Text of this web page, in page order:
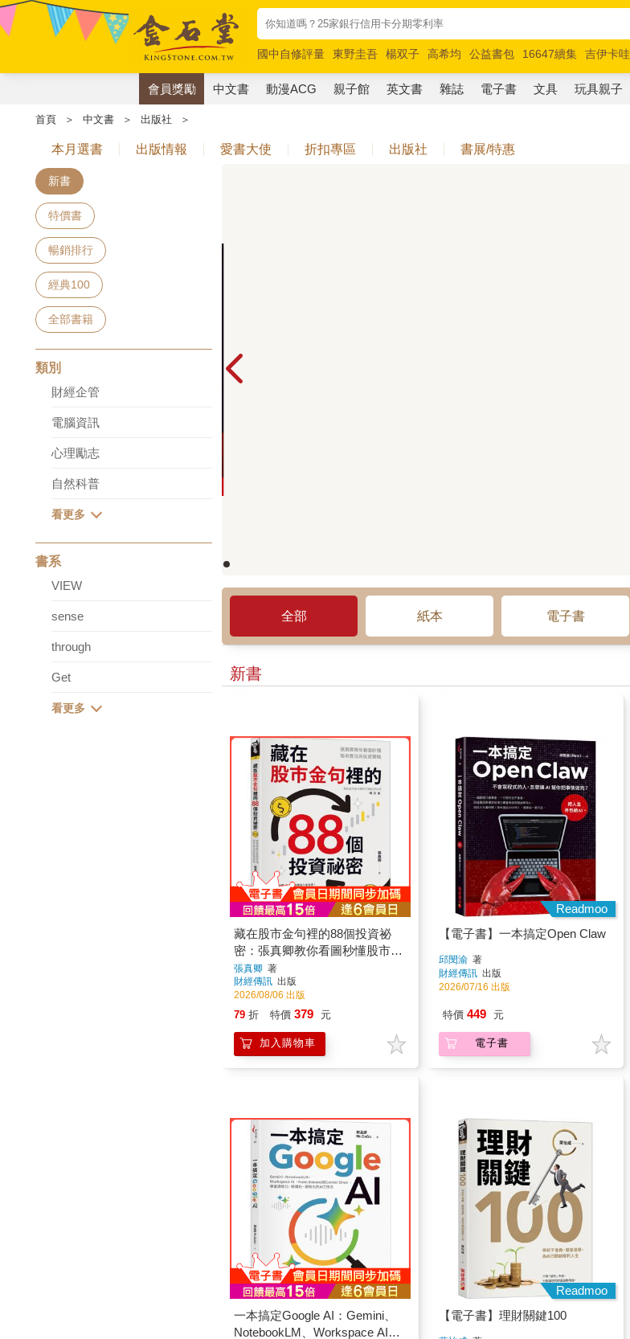
國中自修評量 東野圭吾 楊双子 高希均 公益書包 16647續集 吉伊卡哇
唯紅花綻放
奧德賽 路邊攤新作 馬斯克 玩具總動員5 超慢跑
會員獎勵 中文書 動漫ACG 親子館 英文書 雜誌 電子書 文具 玩具親子
首頁 ＞ 中文書 ＞ 出版社 ＞
本月選書 出版情報 愛書大使 折扣專區 出版社 書展/特惠
新書
特價書
暢銷排行
經典100
全部書籍
類別
財經企管
電腦資訊
心理勵志
自然科普
書系
VIEW
sense
through
Get
藏在股市金句裡的88個投資祕
密：張真卿教你看圖秒懂股市實
況與投資策略
張真卿
著
財經傳訊 出版
2026/08/06 出版
折 特價 379 元
加入購物車
Readmoo
【電子書】一本搞定Open Claw
邱閔渝 著
財經傳訊 出版
2026/07/16 出版
特價 449 元
電子書
一本搞定Google AI：Gemini、
NotebookLM、Workspace AI、
NanoBanana到Gemini Omni，
學會清晰化、結構化、規格化的
AI工作法
謝孟諺
著
財經傳訊出版
2026/07/09 出版
折 特價 315
加入購物車
Readmoo
【電子書】理財關鍵100
葉怡成
財經傳訊
出版
2026/06/18 出版
特價
電子書